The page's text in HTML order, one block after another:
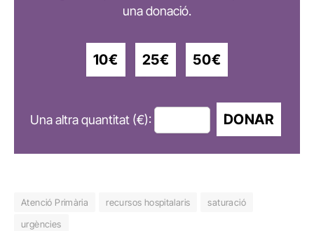
una donació.
10€ 25€ 50€
Una altra quantitat (€): DONAR
Atenció Primària recursos hospitalaris
saturació
urgències